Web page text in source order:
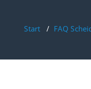
Start / FAQ